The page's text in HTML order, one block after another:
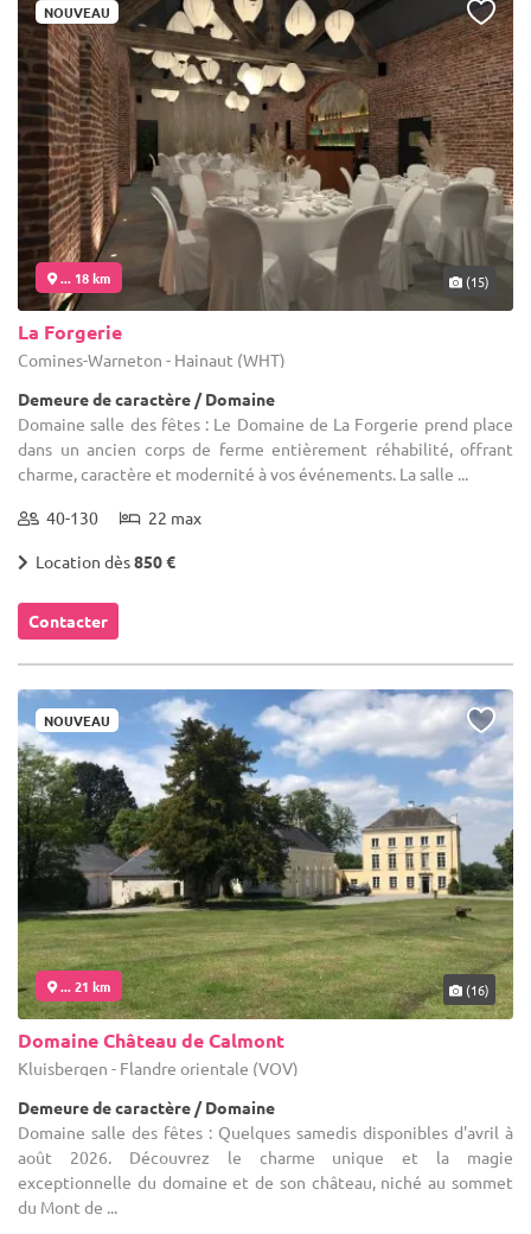
NOUVEAU
... 18 km (15)
La Forgerie
Comines-Warneton - Hainaut (WHT)
Demeure de caractère / Domaine
Domaine salle des fêtes : Le Domaine de La Forgerie prend place
dans un ancien corps de ferme entièrement réhabilité, offrant
charme, caractère et modernité à vos événements. La salle ...
40-130 22 max
Location dès850 €
Contacter
NOUVEAU
... 21 km (16)
Domaine Château de Calmont
Kluisbergen - Flandre orientale (VOV)
Demeure de caractère / Domaine
Domaine salle des fêtes : Quelques samedis disponibles d'avril à
août 2026. Découvrez le charme unique et la magie
exceptionnelle du domaine et de son château, niché au sommet
du Mont de ...